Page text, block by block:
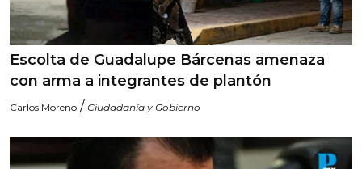
Escolta de Guadalupe Bárcenas amenaza
con arma a integrantes de plantón
Carlos Moreno / Ciudadanía y Gobierno